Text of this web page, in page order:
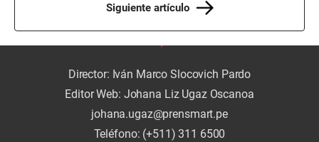
Siguiente artículo
Director: Iván Marco Slocovich Pardo
Editor Web: Johana Liz Ugaz Oscanoa
johana.ugaz@prensmart.pe
Teléfono: (+511) 311 6500